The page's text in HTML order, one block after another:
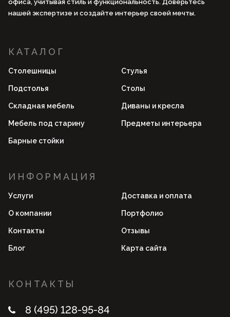
офиса, учитывая стиль и функциональность. Доверьтесь
нашей экспертизе и создайте интерьер своей мечты.
КАТАЛОГ
Столешницы Стулья
Подстолья Столы
Складная мебель Диваны и кресла
Мебель под старину Предметы интерьера
Барные стойки
ИНФОРМАЦИЯ
Услуги Доставка и оплата
О компании Портфолио
Контакты Отзывы
Блог Карта сайта
КОНТАКТЫ
8 (495) 128-95-84